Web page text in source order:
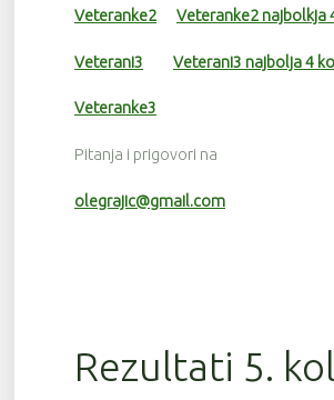
Veteranke2 Veteranke2 najbolkja
Veterani3 Veterani3 najbolja 4
Veteranke3
Pitanja i prigovori na
olegrajic@gmail.com
Rezultati 5.